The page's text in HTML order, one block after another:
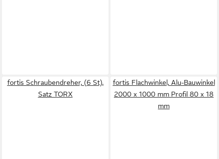
fortis Schraubendreher, (6 St),
Satz TORX
fortis Flachwinkel, Alu-Bauwinkel
2000 x 1000 mm Profil 80 x 18
mm